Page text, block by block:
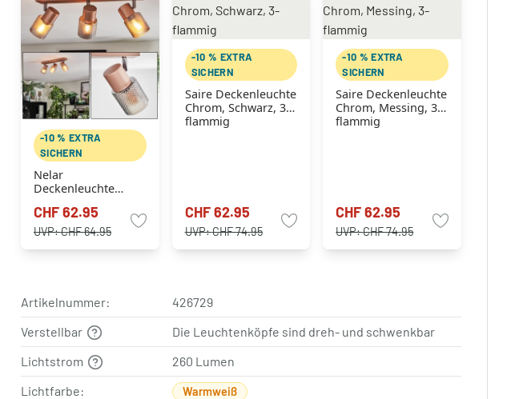
-10 % EXTRA
SICHERN
Nelar
Deckenleuchte
flammig
CHF 62.95
UVP:CHF 64.95
-10 % EXTRA
SICHERN
Saire Deckenleuchte
Chrom, Schwarz, 3-
flammig
CHF 62.95
UVP:CHF 74.95
-10 % EXTRA
SICHERN
Saire Deckenleuchte
Chrom, Messing, 3-
flammig
CHF 62.95
UVP:CHF 74.95
Artikelnummer:
426729
Verstellbar
Die Leuchtenköpfe sind dreh- und schwenkbar
Lichtstrom
260 Lumen
Lichtfarbe:
Warmweiß